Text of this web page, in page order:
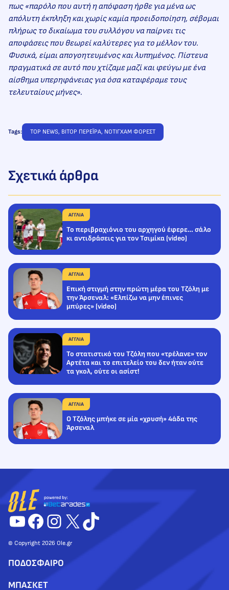
πως «παρόλο που αυτή η απόφαση ήρθε για μένα ως
απόλυτη έκπληξη και χωρίς καμία προειδοποίηση, σέβομαι
πλήρως το δικαίωμα του συλλόγου να παίρνει τις
αποφάσεις που θεωρεί καλύτερες για το μέλλον του.
Φυσικά, είμαι απογοητευμένος και λυπημένος. Πίστευα
πραγματικά σε αυτό που χτίζαμε μαζί και φεύγω με ένα
αίσθημα υπερηφάνειας για όσα καταφέραμε τους
τελευταίους μήνες».
Tags: TOP NEWS, ΒΙΤΟΡ ΠΕΡΕΪΡΑ, ΝΟΤΙΓΧΑΜ ΦΟΡΕΣΤ
Σχετικά άρθρα
ΑΓΓΛΙΑ
Το περιβραχιόνιο του αρχηγού έφερε… σάλο
κι αντιδράσεις για τον Τσιμίκα (video)
ΑΓΓΛΙΑ
Επική στιγμή στην πρώτη μέρα του Τζόλη με
την Άρσεναλ: «Ελπίζω να μην έπινες
μπύρες» (video)
ΑΓΓΛΙΑ
Το στατιστικό του Τζόλη που «τρέλανε» τον
Αρτέτα και το επιτελείο του δεν ήταν ούτε
τα γκολ, ούτε οι ασίστ!
ΑΓΓΛΙΑ
Ο Τζόλης μπήκε σε μία «χρυσή» 4άδα της
Άρσεναλ
YouTube
Facebook
Instagram
X TikTok
© Copyright 2026 Ole.gr
ΠΟΔΟΣΦΑΙΡΟ
ΜΠΑΣΚΕΤ